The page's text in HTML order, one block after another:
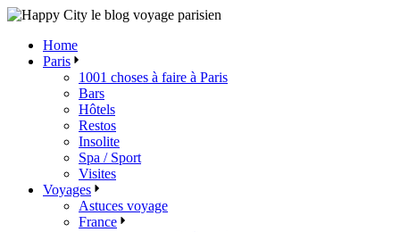
Skip
content
Home
Paris
1001 choses à faire à Paris
Bars
Hôtels
Restos
Insolite
Spa / Sport
Visites
Voyages
Astuces voyage
France